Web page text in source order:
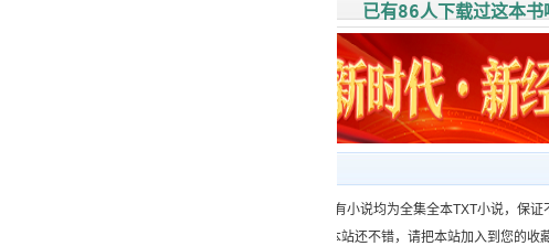
已有86人下载过这本书
一、（www.）所有小说均为全集全本TXT小说，保
二、如果您觉得本站还不错，请把本站加入到您的收